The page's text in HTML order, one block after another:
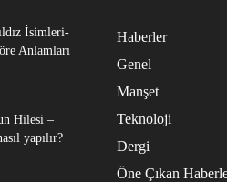
İsimleri-
Anlamları
Hilesi –
yapılır?
Haberler
Genel
Manşet
Teknoloji
Dergi
Öne Çıkan